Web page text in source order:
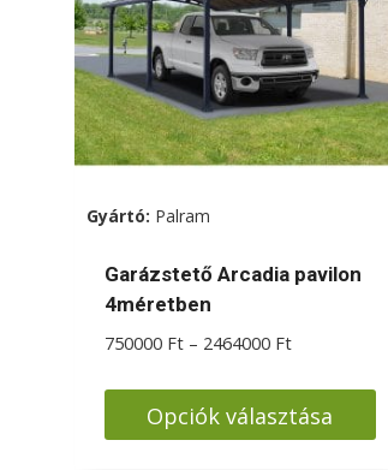
Gyártó: Palram
Garázstető Arcadia pavilon
4méretben
750000 Ft – 2464000 FtÁrtartomány:
-
2464000 Ft
Opciók választása